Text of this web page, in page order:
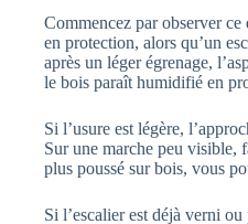
Commencez par observer ce
en protection, alors qu’un
après un léger égrenage,
le bois paraît humidifié en
Si l’usure est légère,
Sur une marche peu visible,
plus poussé sur bois, vous
Si l’escalier est déjà verni